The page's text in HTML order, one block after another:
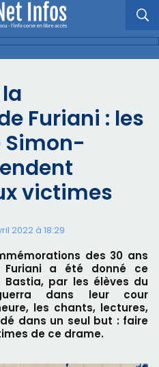
Furiani : les
Simon-
victimes
2022 à 18:29
des 30 ans
a été donné ce
Bastia, par les élèves du
dans leur cour
les chants, lectures,
dans un seul but : faire
de ce drame.